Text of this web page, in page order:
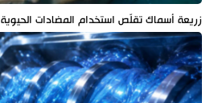
زريعة أسماك تقلّص استخدام المضادات الحيوية